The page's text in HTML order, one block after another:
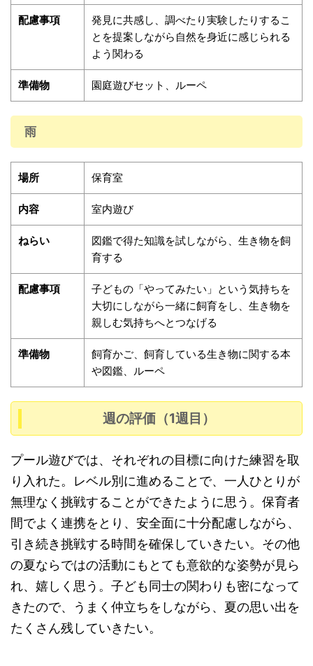
配慮事項
発見に共感し、調べたり実験したりするこ
とを提案しながら自然を身近に感じられる
よう関わる
準備物 園庭遊びセット、ルーペ
雨
場所 保育室
内容 室内遊び
ねらい
図鑑で得た知識を試しながら、生き物を飼
育する
配慮事項
子どもの「やってみたい」という気持ちを
大切にしながら一緒に飼育をし、生き物を
親しむ気持ちへとつなげる
準備物
飼育かご、飼育している生き物に関する本
や図鑑、ルーペ
週の評価（1週目）
プール遊びでは、それぞれの目標に向けた練習を取
り入れた。レベル別に進めることで、一人ひとりが
無理なく挑戦することができたように思う。保育者
間でよく連携をとり、安全面に十分配慮しながら、
引き続き挑戦する時間を確保していきたい。その他
の夏ならではの活動にもとても意欲的な姿勢が見ら
れ、嬉しく思う。子ども同士の関わりも密になって
きたので、うまく仲立ちをしながら、夏の思い出を
たくさん残していきたい。